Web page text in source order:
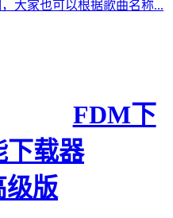
大家也可以根据歌曲名称...
FDM下
下载器
级版